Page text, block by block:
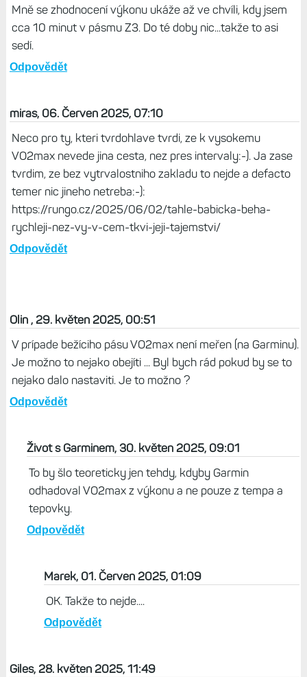
Mně se zhodnocení výkonu ukáže až ve chvíli, kdy jsem
cca 10 minut v pásmu Z3. Do té doby nic...takže to asi
sedí.
Odpovědět
miras, 06. Červen 2025, 07:10
Neco pro ty, kteri tvrdohlave tvrdi, ze k vysokemu
VO2max nevede jina cesta, nez pres intervaly:-). Ja zase
tvrdim, ze bez vytrvalostniho zakladu to nejde a defacto
temer nic jineho netreba:-):
https://rungo.cz/2025/06/02/tahle-babicka-beha-
rychleji-nez-vy-v-cem-tkvi-jeji-tajemstvi/
Odpovědět
Olin , 29. květen 2025, 00:51
V prípade bežíciho pásu VO2max není meřen (na Garminu).
Je možno to nejako obejíti ... Byl bych rád pokud by se to
nejako dalo nastaviti. Je to možno ?
Odpovědět
Život s Garminem, 30. květen 2025, 09:01
To by šlo teoreticky jen tehdy, kdyby Garmin
odhadoval VO2max z výkonu a ne pouze z tempa a
tepovky.
Odpovědět
Marek, 01. Červen 2025, 01:09
OK. Takže to nejde....
Odpovědět
Giles, 28. květen 2025, 11:49